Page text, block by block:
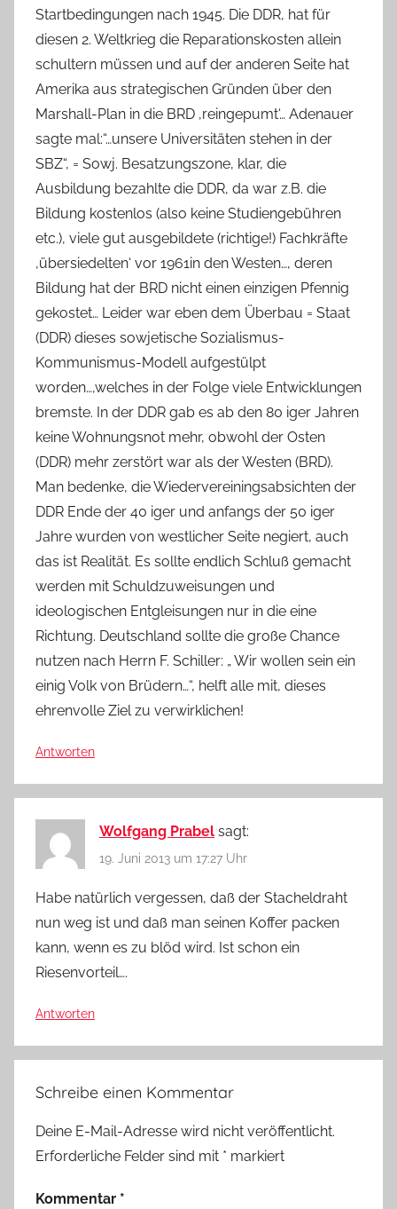
Startbedingungen nach 1945. Die DDR, hat für
diesen 2. Weltkrieg die Reparationskosten allein
schultern müssen und auf der anderen Seite hat
Amerika aus strategischen Gründen über den
Marshall-Plan in die BRD ‚reingepumt‘… Adenauer
sagte mal:“…unsere Universitäten stehen in der
SBZ“, = Sowj. Besatzungszone, klar, die
Ausbildung bezahlte die DDR, da war z.B. die
Bildung kostenlos (also keine Studiengebühren
etc.), viele gut ausgebildete (richtige!) Fachkräfte
‚übersiedelten‘ vor 1961in den Westen…, deren
Bildung hat der BRD nicht einen einzigen Pfennig
gekostet… Leider war eben dem Überbau = Staat
(DDR) dieses sowjetische Sozialismus-
Kommunismus-Modell aufgestülpt
worden…,welches in der Folge viele Entwicklungen
bremste. In der DDR gab es ab den 80 iger Jahren
keine Wohnungsnot mehr, obwohl der Osten
(DDR) mehr zerstört war als der Westen (BRD).
Man bedenke, die Wiedervereiningsabsichten der
DDR Ende der 40 iger und anfangs der 50 iger
Jahre wurden von westlicher Seite negiert, auch
das ist Realität. Es sollte endlich Schluß gemacht
werden mit Schuldzuweisungen und
ideologischen Entgleisungen nur in die eine
Richtung. Deutschland sollte die große Chance
nutzen nach Herrn F. Schiller: „ Wir wollen sein ein
einig Volk von Brüdern…“, helft alle mit, dieses
ehrenvolle Ziel zu verwirklichen!
Antworten
Wolfgang Prabel sagt:
19. Juni 2013 um 17:27 Uhr
Habe natürlich vergessen, daß der Stacheldraht
nun weg ist und daß man seinen Koffer packen
kann, wenn es zu blöd wird. Ist schon ein
Riesenvorteil….
Antworten
Schreibe einen Kommentar
Deine E-Mail-Adresse wird nicht veröffentlicht.
Erforderliche Felder sind mit * markiert
Kommentar *